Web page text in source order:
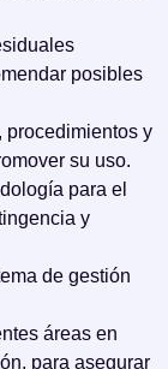
posibles
procedimientos y
su uso.
para el
y
de gestión
áreas en
para asegurar